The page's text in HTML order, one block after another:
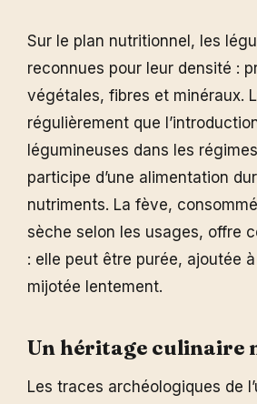
Sur le plan nutritionnel, les
reconnues pour leur densité :
végétales, fibres et minéraux.
régulièrement que
légumineuses dans les
participe d’une alimentation
nutriments. La fève,
sèche selon les usages, offre
: elle peut être purée, ajoutée
mijotée lentement.
Un héritage culinaire
Les traces archéologiques de